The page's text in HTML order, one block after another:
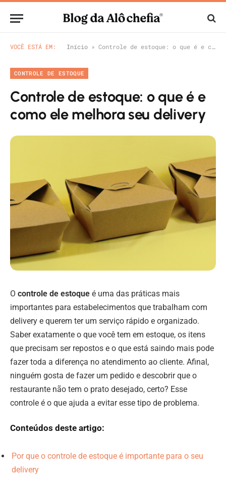
VOCÊ ESTÁ EM: Início » Controle de estoque: o que é e como ele melhora seu delivery
CONTROLE DE ESTOQUE
Controle de estoque: o que é e
como ele melhora seu delivery
O controle de estoque é uma das práticas mais
importantes para estabelecimentos que trabalham com
delivery e querem ter um serviço rápido e organizado.
Saber exatamente o que você tem em estoque, os itens
que precisam ser repostos e o que está saindo mais pode
fazer toda a diferença no atendimento ao cliente. Afinal,
ninguém gosta de fazer um pedido e descobrir que o
restaurante não tem o prato desejado, certo? Esse
controle é o que ajuda a evitar esse tipo de problema.
Conteúdos deste artigo:
Por que o controle de estoque é importante para o seu
delivery